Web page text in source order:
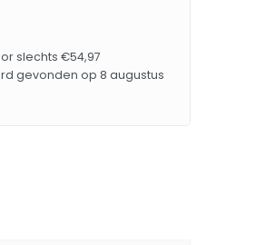
slechts €54,97
gevonden op 8 augustus